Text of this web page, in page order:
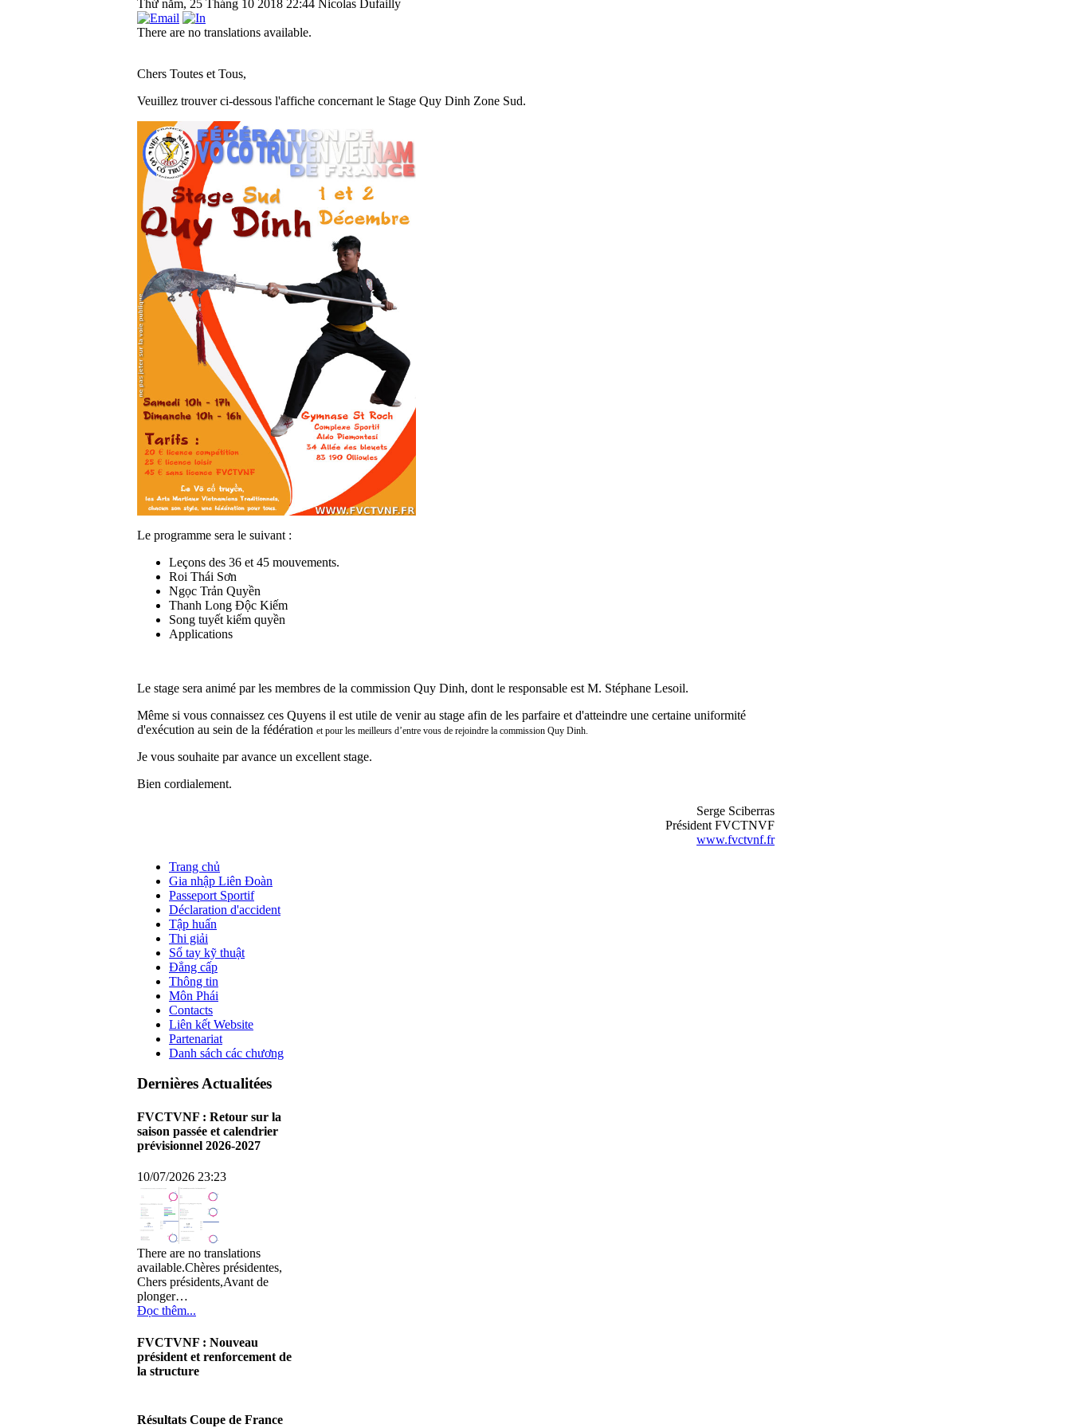
Thứ năm, 25 Tháng 10 2018 22:44 Nicolas Dufailly
There are no translations available.
Chers Toutes et Tous,
Veuillez trouver ci-dessous l'affiche concernant le Stage Quy Dinh Zone Sud.
Le programme sera le suivant :
Leçons des 36 et 45 mouvements.
Roi Thái Sơn
Ngọc Trản Quyền
Thanh Long Độc Kiếm
Song tuyết kiếm quyền
Applications
Le stage sera animé par les membres de la commission Quy Dinh, dont le responsable est M. Stéphane Lesoil.
Même si vous connaissez ces Quyens il est utile de venir au stage afin de les parfaire et d'atteindre une certaine uniformité
d'exécution au sein de la fédération et pour les meilleurs d’entre vous de rejoindre la commission Quy Dinh
Je vous souhaite par avance un excellent stage.
Bien cordialement.
Serge Sciberras
Président FVCTNVF
www.fvctvnf.fr
Trang chủ
Gia nhập Liên Đoàn
Passeport Sportif
Déclaration d'accident
Tập huấn
Thi giải
Sổ tay kỹ thuật
Đẳng cấp
Thông tin
Môn Phái
Contacts
Liên kết Website
Partenariat
Danh sách các chương
Dernières Actualitées
FVCTVNF : Retour sur la
saison passée et calendrier
prévisionnel 2026-2027
10/07/2026 23:23
There are no translations
available.Chères présidentes,
Chers présidents,Avant de
plonger…
Đọc thêm...
FVCTVNF : Nouveau
président et renforcement de
la structure
There are no translations
Résultats Coupe de France